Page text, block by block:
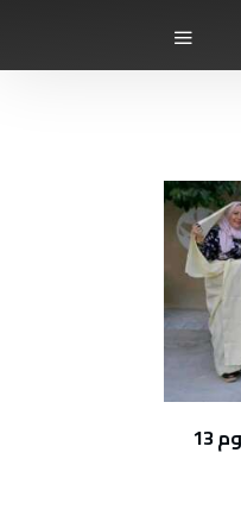
جمعية تراثنا تنَظم خرجة السفساري يوم 13